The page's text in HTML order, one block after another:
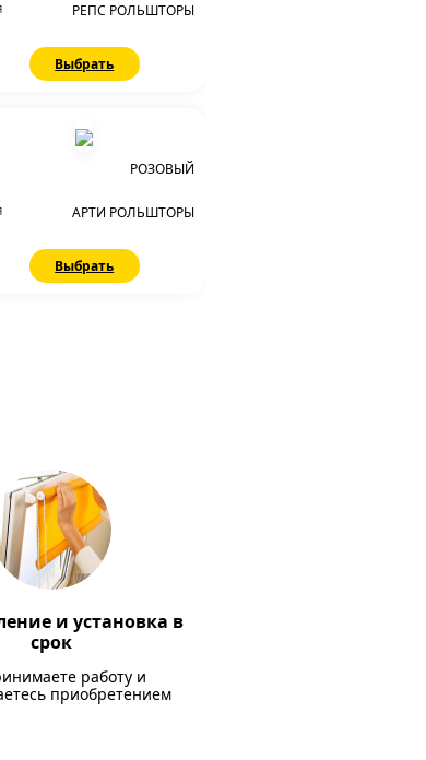
РЕПС РОЛЬШТОРЫ
Выбрать
РОЗОВЫЙ
АРТИ РОЛЬШТОРЫ
Выбрать
и установка в
срок
работу и
приобретением